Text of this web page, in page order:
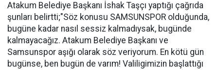
Atakum Belediye Başkanı İshak Taşçı yaptığı çağrıda
şunları belirtti;"Söz konusu SAMSUNSPOR olduğunda,
bugüne kadar nasıl sessiz kalmadıysak, bugünde
kalmayacağız. Atakum Belediye Başkanı ve
Samsunspor aşığı olarak söz veriyorum. En kötü gün
bugünse, ben bugün de varım! Valiligimizin başlattığı